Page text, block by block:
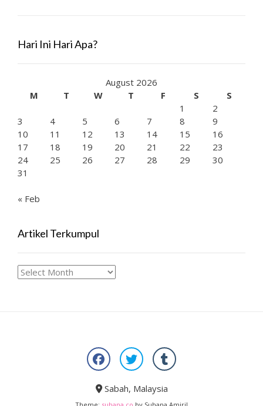
Hari Ini Hari Apa?
August 2026
M
T W T F S
S
1
2
3
4 5 6 7 8
9
10
11 12 13 14 15
16
17
18 19 20 21 22
23
24
25 26 27 28 29
30
31
« Feb
Artikel Terkumpul
Artikel
Sabah, Malaysia